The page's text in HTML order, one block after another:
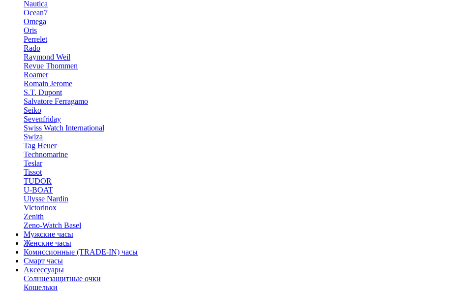
Nautica
Ocean7
Omega
Oris
Perrelet
Rado
Raymond Weil
Revue Thommen
Roamer
Romain Jerome
S.T. Dupont
Salvatore Ferragamo
Seiko
Sevenfriday
Swiss Watch International
Swiza
Tag Heuer
Technomarine
Teslar
Tissot
TUDOR
U-BOAT
Ulysse Nardin
Victorinox
Zenith
Zeno-Watch Basel
Мужские часы
Женские часы
Комиссионные (TRADE-IN) часы
Смарт часы
Аксессуары
Солнцезащитные очки
Кошельки